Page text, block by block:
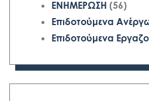
ΕΝΗΜΕΡΩΣΗ (56)
Επιδοτούμενα
Επιδοτούμενα